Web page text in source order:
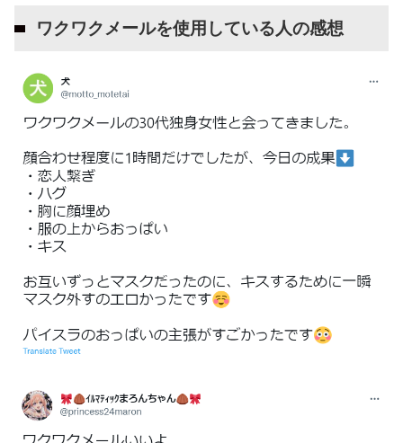
ワクワクメールを使用している人の感想